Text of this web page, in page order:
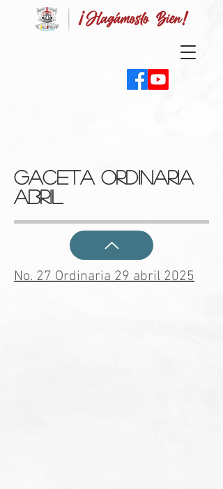
GaCETA ORDINARIA
ABRIL
No. 27 Ordinaria 29 abril 2025